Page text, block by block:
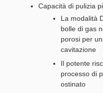
Capacità di pulizia
La modalità
bolle di gas
porosi per
cavitazione
Il potente
processo di
ostinato